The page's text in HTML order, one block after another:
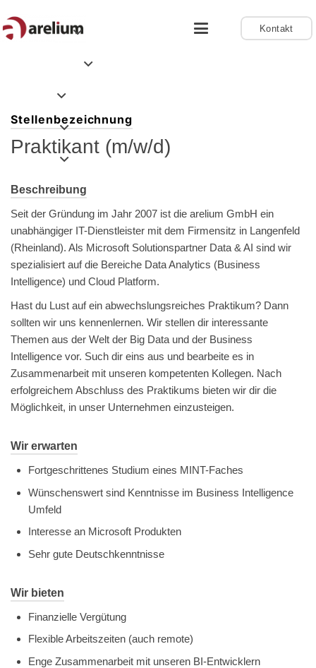
Kontakt
Stellenbezeichnung
Praktikant (m/w/d)
Beschreibung
Seit der Gründung im Jahr 2007 ist die arelium GmbH ein
unabhängiger IT-Dienstleister mit dem Firmensitz in Langenfeld
(Rheinland). Als Microsoft Solutionspartner Data & AI sind wir
spezialisiert auf die Bereiche Data Analytics (Business
Intelligence) und Cloud Platform.
Hast du Lust auf ein abwechslungsreiches Praktikum? Dann
sollten wir uns kennenlernen. Wir stellen dir interessante
Themen aus der Welt der Big Data und der Business
Intelligence vor. Such dir eins aus und bearbeite es in
Zusammenarbeit mit unseren kompetenten Kollegen. Nach
erfolgreichem Abschluss des Praktikums bieten wir dir die
Möglichkeit, in unser Unternehmen einzusteigen.
Wir erwarten
Fortgeschrittenes Studium eines MINT-Faches
Wünschenswert sind Kenntnisse im Business Intelligence
Umfeld
Interesse an Microsoft Produkten
Sehr gute Deutschkenntnisse
Wir bieten
Finanzielle Vergütung
Flexible Arbeitszeiten (auch remote)
Enge Zusammenarbeit mit unseren BI-Entwicklern